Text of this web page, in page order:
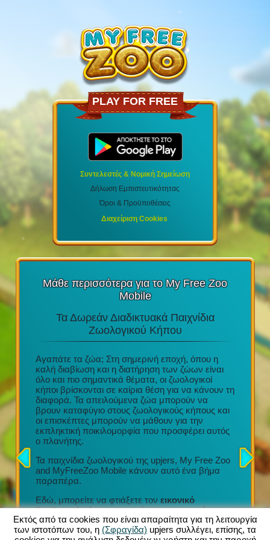
PLAY FOR FREE
Συντελεστές & Νομική Σημείωση
Δήλωση Εμπιστευτικότητας
Όροι & Προϋποθέσεις
Διαχείριση Cookies
Μάθε περισσότερα για το My Free Zoo
Mobile
tablet
την
(iOS
Τα Δωρεάν Διαδικτυακά Παιχνίδια
Ζωολογικού Κήπου
Αγαπάτε τα ζώα; Στη σημερινή εποχή, όπου η
καλή διαβίωση και η διατήρηση των ζώων είναι
όλο και πιο σημαντικά θέματα, οι ζωολογικοί
κήποι βρίσκονται σε καίρια θέση για να κάνουν τη
διαφορά. Τα απειλούμενα ζώα μπορούν να
βρουν καταφύγιο στους ζωολογικούς κήπους και
οι επισκέπτες μπορούν να μάθουν για την
εκπληκτική ποικιλομορφία που προσφέρει αυτός
ο πλανήτης.
Τα παιχνίδια ζωολογικού της upjers, My Free Zoo
and MyFreeZoo Mobile κάνουν αυτό ένα βήμα
παραπέρα.
Εδώ, μπορείτε να φτιάξετε τον εικονικό
ζωολογικό κήπο των ονείρων σας με πάνω
από 300 διαφορετικά εξωτικά ζώα. Μια μεγάλη
ποικιλία περιφράξεων, διακοσμήσεων και άλλων
Τόνοι
Κάθε
Εκτός από τα cookies που είναι απαραίτητα για τη λειτουργία
των ιστοτόπων του, η (Σφραγίδα) upjers συλλέγει, επίσης, τα